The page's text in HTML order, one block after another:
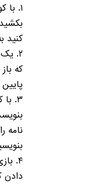
۱. با
کنید
۲.
که
۳.
نامه
۴.
دادن